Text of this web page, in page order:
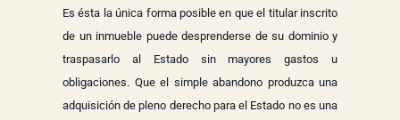
Es ésta la única forma posible en que el titular inscrito
de un inmueble puede desprenderse de su dominio y
traspasarlo al Estado sin mayores gastos u
obligaciones. Que el simple abandono produzca una
adquisición de pleno derecho para el Estado no es una